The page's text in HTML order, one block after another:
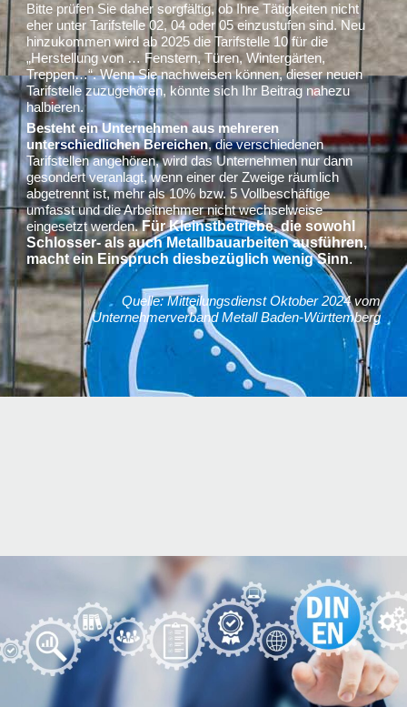
Bitte prüfen Sie daher sorgfältig, ob Ihre Tätigkeiten nicht
eher unter Tarifstelle 02, 04 oder 05 einzustufen sind. Neu
hinzukommen wird ab 2025 die Tarifstelle 10 für die
„Herstellung von … Fenstern, Türen, Wintergärten,
Treppen…“. Wenn Sie nachweisen können, dieser neuen
Tarifstelle zuzugehören, könnte sich Ihr Beitrag nahezu
halbieren.
Besteht ein Unternehmen aus mehreren
unterschiedlichen Bereichen, die verschiedenen
Tarifstellen angehören, wird das Unternehmen nur dann
gesondert veranlagt, wenn einer der Zweige räumlich
abgetrennt ist, mehr als 10% bzw. 5 Vollbeschäftige
umfasst und die Arbeitnehmer nicht wechselweise
eingesetzt werden.Für Kleinstbetriebe, die sowohl
Schlosser- als auch Metallbauarbeiten ausführen,
macht ein Einspruch diesbezüglich wenig Sinn.
Quelle: Mitteilungsdienst Oktober 2024 vom
Unternehmerverband Metall Baden-Württemberg